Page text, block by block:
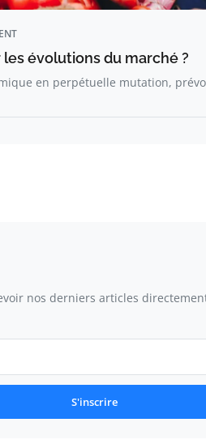
évolutions du marché ?
en perpétuelle mutation,
nos derniers articles
S'inscrire